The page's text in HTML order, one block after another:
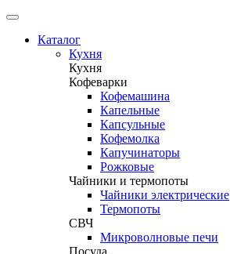
Каталог
Кухня
Кухня
Кофеварки
Кофемашина
Капельные
Капсульные
Кофемолка
Капучинаторы
Рожковые
Чайники и термопоты
Чайники электрические
Термопоты
СВЧ
Микроволновые печи
Посуда